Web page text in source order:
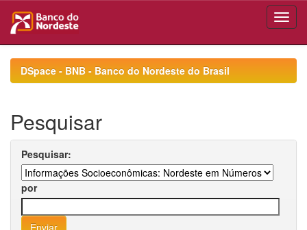
navigationDSpace - BNB - Banco do Nordeste do Brasil
Pesquisar
Pesquisar:
por